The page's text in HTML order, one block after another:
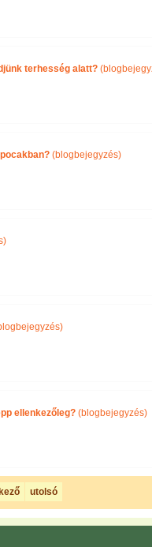
terhesség alatt?
(blogbejegyzés)
ellenkezőleg? (blogbejegyzés)
utolsó